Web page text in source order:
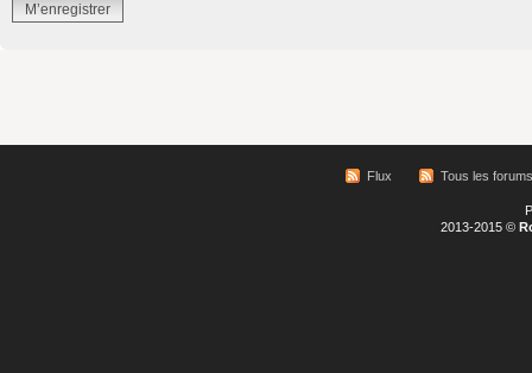
M’enregistrer
Flux Tous les forums
2013-2015 ©